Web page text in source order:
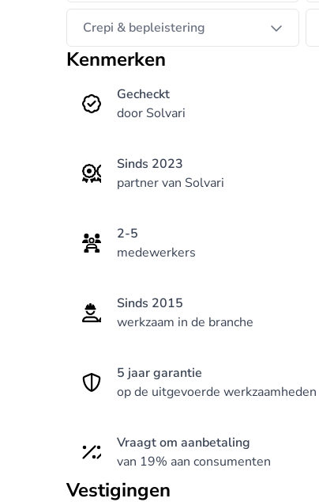
Crepi & bepleistering
Kenmerken
Gecheckt
door Solvari
Sinds 2023
partner van Solvari
2-5
medewerkers
Sinds 2015
werkzaam in de branche
5 jaar garantie
op de uitgevoerde werkzaamheden
Vraagt om aanbetaling
van 19% aan consumenten
Vestigingen